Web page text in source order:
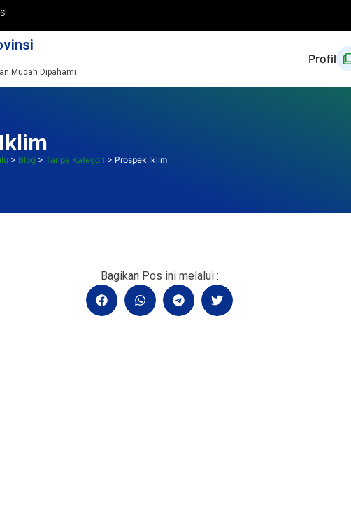
Mudah Dipahami
Profil
> Blog > Tanpa Kategori > Prospek Iklim
Bagikan Pos ini melalui :